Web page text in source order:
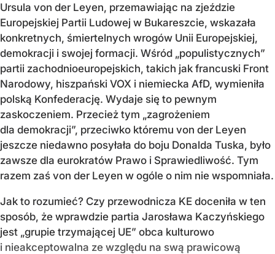
Ursula von der Leyen, przemawiając na zjeździe
Europejskiej Partii Ludowej w Bukareszcie, wskazała
konkretnych, śmiertelnych wrogów Unii Europejskiej,
demokracji i swojej formacji. Wśród „populistycznych”
partii zachodnioeuropejskich, takich jak francuski Front
Narodowy, hiszpański VOX i niemiecka AfD, wymieniła
polską Konfederację. Wydaje się to pewnym
zaskoczeniem. Przecież tym „zagrożeniem
dla demokracji”, przeciwko któremu von der Leyen
jeszcze niedawno posyłała do boju Donalda Tuska, było
zawsze dla eurokratów Prawo i Sprawiedliwość. Tym
razem zaś von der Leyen w ogóle o nim nie wspomniała.
Jak to rozumieć? Czy przewodnicza KE doceniła w ten
sposób, że wprawdzie partia Jarosława Kaczyńskiego
jest „grupie trzymającej UE” obca kulturowo
i nieakceptowalna ze względu na swą prawicową